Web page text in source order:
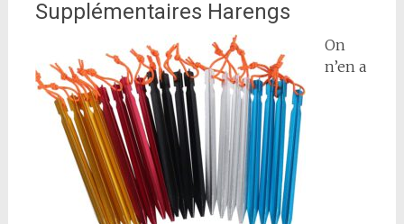
Supplémentaires Harengs
On
n’en a